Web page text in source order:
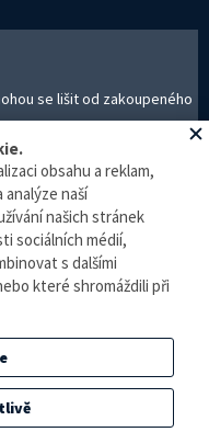
se lišit od zakoupeného
sklad
vyhrazena.
studioBlueGhost.
REŽIMU. Podle zákona o
účtenku. Zároveň je povinen
obsahu a reklam,
naší
našich stránek
sociálních médií,
s dalšími
které shromáždili při